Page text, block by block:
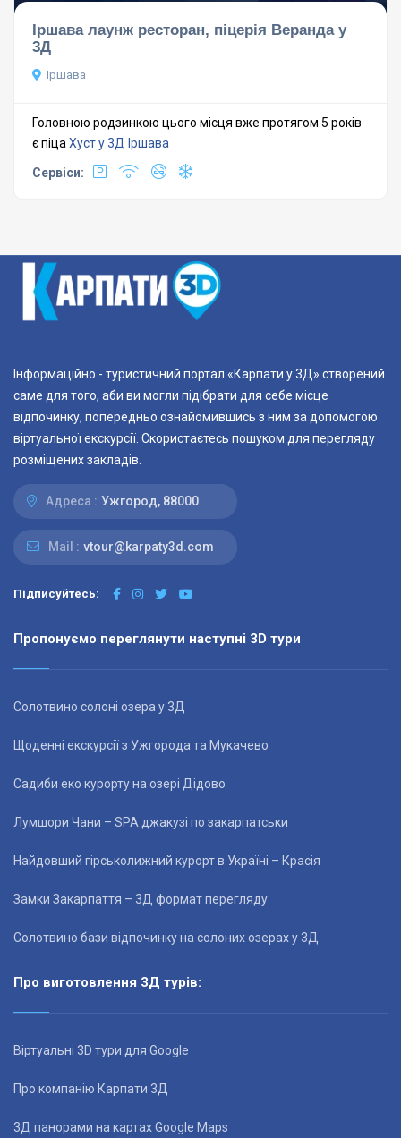
Іршава лаунж ресторан, піцерія Веранда у
3Д
Іршава
Головною родзинкою цього місця вже протягом 5 років
є піца Хуст у 3Д Іршава
Сервіси:
Інформаційно - туристичний портал «Карпати у 3Д» створений
саме для того, аби ви могли підібрати для себе місце
відпочинку, попередньо ознайомившись з ним за допомогою
віртуальної екскурсії. Скористаєтесь пошуком для перегляду
розміщених закладів.
Адреса : Ужгород, 88000
Mail : vtour@karpaty3d.com
Підписуйтесь:
Пропонуємо переглянути наступні 3D тури
Солотвино солоні озера у 3Д
Щоденні екскурсії з Ужгорода та Мукачево
Садиби еко курорту на озері Дідово
Лумшори Чани – SPA джакузі по закарпатськи
Найдовший гірськолижний курорт в Україні – Красія
Замки Закарпаття – 3Д формат перегляду
Солотвино бази відпочинку на солоних озерах у 3Д
Про виготовлення 3Д турів:
Віртуальні 3D тури для Google
Про компанію Карпати 3Д
3Д панорами на картах Google Maps